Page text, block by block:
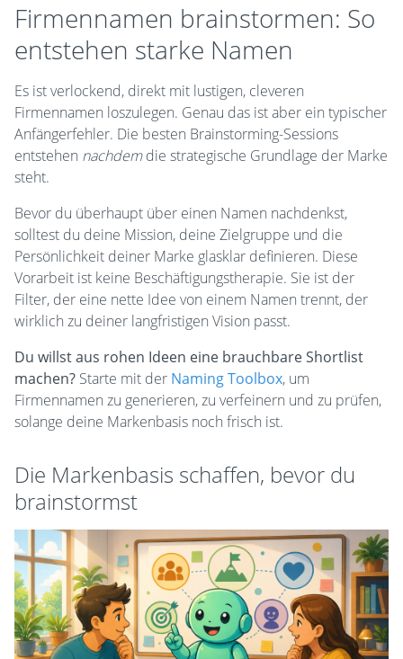
Firmennamen brainstormen: So
entstehen starke Namen
Es ist verlockend, direkt mit lustigen, cleveren
Firmennamen loszulegen. Genau das ist aber ein typischer
Anfängerfehler. Die besten Brainstorming-Sessions
entstehen nachdemdie strategische Grundlage der Marke
steht.
Bevor du überhaupt über einen Namen nachdenkst,
solltest du deine Mission, deine Zielgruppe und die
Persönlichkeit deiner Marke glasklar definieren. Diese
Vorarbeit ist keine Beschäftigungstherapie. Sie ist der
Filter, der eine nette Idee von einem Namen trennt, der
wirklich zu deiner langfristigen Vision passt.
Du willst aus rohen Ideen eine brauchbare Shortlist
machen? Starte mit der Naming Toolbox, um
Firmennamen zu generieren, zu verfeinern und zu prüfen,
solange deine Markenbasis noch frisch ist.
Die Markenbasis schaffen, bevor du
brainstormst